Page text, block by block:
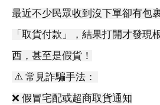
最近不少民眾收到沒下單卻有包
「取貨付款」，結果打開才發現
西，甚至是假貨！
⚠️ 常見詐騙手法：
❌ 假冒宅配或超商取貨通知